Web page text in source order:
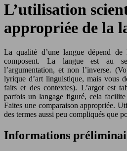
L’utilisation
appropriée de la
La qualité d’une langue dépend de l’exactitude des faits qui la
composent. La langue est au
l’argumentation, et non l’inverse.
lyrique d’art linguistique, mais vous
faits et des contextes). L’argot est
parfois un langage figuré, cela facilite
Faites une comparaison appropriée.
des termes aussi peu compliqués que
Informations